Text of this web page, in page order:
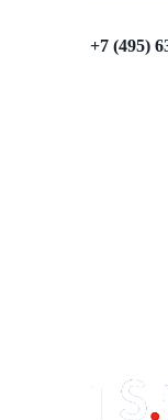
+7 (495)